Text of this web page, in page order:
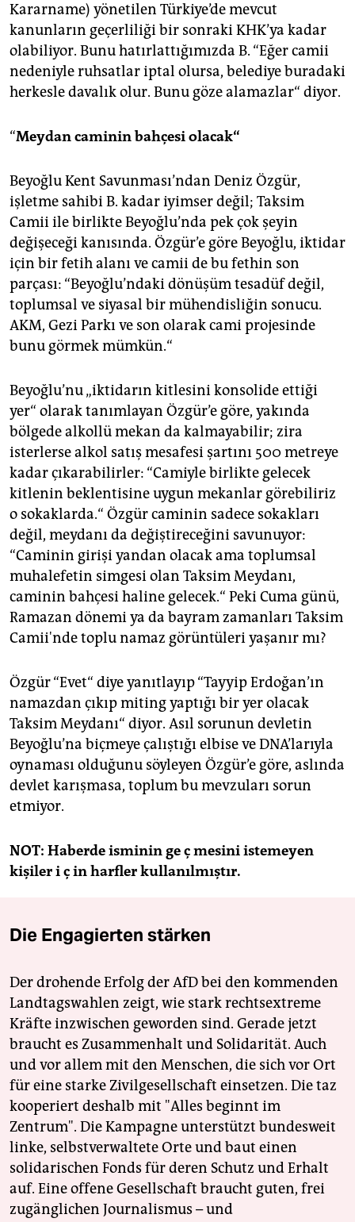
Kararname) yönetilen Türkiye’de mevcut
kanunların geçerliliği bir sonraki KHK’ya kadar
olabiliyor. Bunu hatırlattığımızda B. “Eğer camii
nedeniyle ruhsatlar iptal olursa, belediye buradaki
herkesle davalık olur. Bunu göze alamazlar“ diyor.
“Meydan caminin bahçesi olacak“
Beyoğlu Kent Savunması’ndan Deniz Özgür,
işletme sahibi B. kadar iyimser değil; Taksim
Camii ile birlikte Beyoğlu’nda pek çok şeyin
değişeceği kanısında. Özgür’e göre Beyoğlu, iktidar
için bir fetih alanı ve camii de bu fethin son
parçası: “Beyoğlu’ndaki dönüşüm tesadüf değil,
toplumsal ve siyasal bir mühendisliğin sonucu.
AKM, Gezi Parkı ve son olarak cami projesinde
bunu görmek mümkün.“
Beyoğlu’nu „iktidarın kitlesini konsolide ettiği
yer“ olarak tanımlayan Özgür’e göre, yakında
bölgede alkollü mekan da kalmayabilir; zira
isterlerse alkol satış mesafesi şartını 500 metreye
kadar çıkarabilirler: “Camiyle birlikte gelecek
kitlenin beklentisine uygun mekanlar görebiliriz
o sokaklarda.“ Özgür caminin sadece sokakları
değil, meydanı da değiştireceğini savunuyor:
“Caminin girişi yandan olacak ama toplumsal
muhalefetin simgesi olan Taksim Meydanı,
caminin bahçesi haline gelecek.“ Peki Cuma günü,
Ramazan dönemi ya da bayram zamanları Taksim
Camii'nde toplu namaz görüntüleri yaşanır mı?
Özgür “Evet“ diye yanıtlayıp “Tayyip Erdoğan’ın
namazdan çıkıp miting yaptığı bir yer olacak
Taksim Meydanı“ diyor. Asıl sorunun devletin
Beyoğlu’na biçmeye çalıştığı elbise ve DNA’larıyla
oynaması olduğunu söyleyen Özgür’e göre, aslında
devlet karışmasa, toplum bu mevzuları sorun
etmiyor.
NOT: Haberde isminin geçmesini istemeyen
kişiler için harfler kullanılmıştır.
Die Engagierten stärken
Der drohende Erfolg der AfD bei den kommenden
Landtagswahlen zeigt, wie stark rechtsextreme
Kräfte inzwischen geworden sind. Gerade jetzt
braucht es Zusammenhalt und Solidarität. Auch
und vor allem mit den Menschen, die sich vor Ort
für eine starke Zivilgesellschaft einsetzen. Die taz
kooperiert deshalb mit "Alles beginnt im
Zentrum". Die Kampagne unterstützt bundesweit
linke, selbstverwaltete Orte und baut einen
solidarischen Fonds für deren Schutz und Erhalt
auf. Eine offene Gesellschaft braucht guten, frei
zugänglichen Journalismus – und